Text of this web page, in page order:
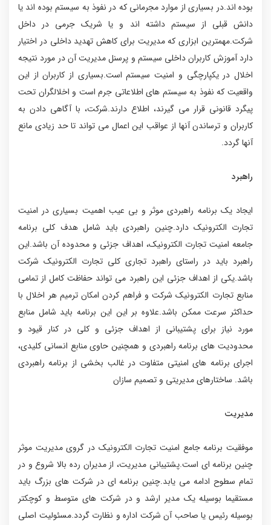
بوده اند.در بسیاری از موارد مجرمانی که در نفوذ به سیستم بوده اند یا
دانش قبلی از سیستم داشته اند و یا شریک جرمی در داخل
شرکت.مهمترین ابزاری که مدیریت برای کاهش تهدید داخلی در اختیار
دارد آموزش کاربران داخلی سیستم و پرسنل مدیریت آن در مورد نتیجه
اخلال در یکپارچگی و امنیت سیستم است.بسیاری از کاربران از این
واقعیت که نفوذ به سیستم های اطلاعاتی جرم است و اخلالگران تحت
پیگرد قانونی قرار می گیرند، اطلاع دارند.شرکت، با آگاهی دادن به
کاربران و ترساندن آنها از عواقب این اعمال می تواند تا حد زیادی مانع
آنها گردد.
راهبرد
ایجاد یک برنامه راهبردی موثر و بی عیب اهمیت بسیاری در امنیت
تجارت الکترونیک دارد.چنین راهبردی باید شامل هدف کلی برنامه
جامعه امنیت تجارت الکترونیک، اهداف جزئی و محدوده آن باشد.این
راهبرد باید در راستای راهبرد تجاری کلی تجارت الکترونیک شرکت
باشد.یکی از اهداف جزئی این راهبرد می تواند حفاظت کامل از تمامی
منابع تجارت الکترونیک شرکت و فراهم کردن امکان ترمیم هر اخلال با
حداکثر سرعت ممکن باشد.علاوه بر این این برنامه باید شامل منابع
مورد نیاز برای پشتیبانی از اهداف جزئی و کلی در کنار قیود و
محدودیت های برنامه راهبردی و همچنین حاوی منابع انسانی کلیدی،
اجرای برنامه های امنیتی متفاوت در غالب بخشی از برنامه راهبردی
باشد. ساختارهای مدیریتی و تصمیم سازان
مدیریت
موفقیت برنامه جامع امنیت تجارت الکترونیک در گروی مدیریت موثر
چنین برنامه ای است.پشتیبانی مدیریت، از مدیران رده بالا شروع و در
تمام سطوح ادامه می یابد.چنین برنامه ای در شرکت های بزرگ باید
مستقیما بوسیله یک مدیر ارشد و در شرکت های متوسط و کوچکتر
بوسیله رئیس یا صاحب آن شرکت اداره و نظارت گردد.مسئولیت اصلی